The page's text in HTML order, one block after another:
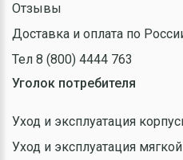
Отзывы
Доставка и оплата по
Тел 8 (800) 4444 763
Уголок потребителя
Уход и эксплуатация
Уход и эксплуатация